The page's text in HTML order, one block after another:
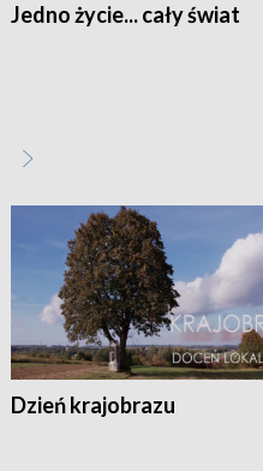
Jedno życie... cały świat
Dzień krajobrazu